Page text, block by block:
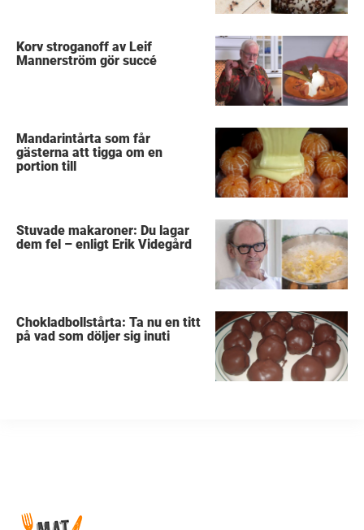
Korv stroganoff av Leif
Mannerström gör succé
Mandarintårta som får
gästerna att tigga om en
portion till
Stuvade makaroner: Du lagar
dem fel – enligt Erik Videgård
Chokladbollstårta: Ta nu en titt
på vad som döljer sig inuti